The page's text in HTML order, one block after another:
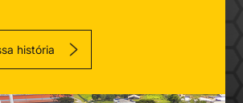
história